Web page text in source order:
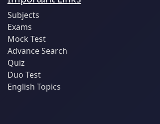
Subjects
Exams
Mock Test
Advance Search
Quiz
Duo Test
English Topics